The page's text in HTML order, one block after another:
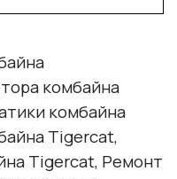
комбайна
комбайна
Tigercat,
Tigercat, Ремонт